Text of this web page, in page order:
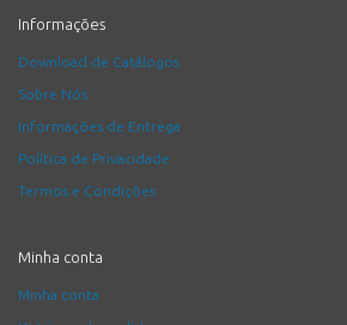
Informações
Download de Catálogos
Sobre Nós
Informações de Entrega
Política de Privacidade
Termos e Condições
Minha conta
Minha conta